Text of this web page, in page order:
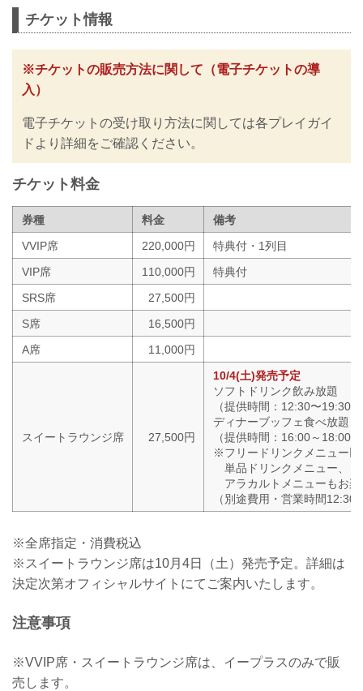
RIZIN MMAルール：5分3R（61.0kg）
中島太一 vs. 後藤丈治
雑賀“ヤン坊”達也 vs. ヌルハン・ズマガジ
ー
宇佐美正パトリック vs. 桜庭大世
チケット情報
※チケットの販売方法に関して（電子チケットの導
入）
電子チケットの受け取り方法に関しては各プレイガイ
ドより詳細をご確認ください。
チケット料金
券種 料金
備考
VVIP席
220,000円
特典付・1列目
VIP席
110,000円
特典付
SRS席
27,500円
S席
16,500円
A席
11,000円
スイートラウンジ席 27,500円
10/4(土)発売予定
ソフトドリンク飲み放題
（提供時間：12:30〜19:30）
ディナーブッフェ食べ放題
（提供時間：16:00～18:00）
※フリードリンクメニュー以
単品ドリンクメニュー、
アラカルトメニューもお楽
（別途費用・営業時間12:30
※全席指定・消費税込
※スイートラウンジ席は10月4日（土）発売予定。詳細は
決定次第オフィシャルサイトにてご案内いたします。
注意事項
※VVIP席・スイートラウンジ席は、イープラスのみで販
売します。